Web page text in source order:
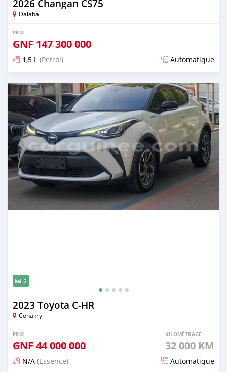
2026 Changan CS75
Dalaba
PRIX
GNF 147 300 000
1,5 L (Petrol) Automatique
Publié il y a 15 jours
5
2023 Toyota C-HR
Conakry
PRIX
GNF 44 000 000
KILOMÉTRAGE
32 000 KM
N/A (Essence) Automatique